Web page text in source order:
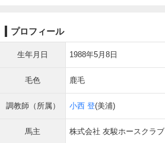
プロフィール
生年月日 1988年5月8日
毛色 鹿毛
調教師（所属） 小西 登(美浦)
馬主 株式会社 友駿ホースクラブ